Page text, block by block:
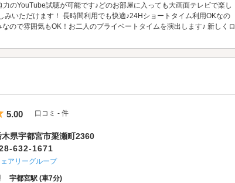
のYouTube試聴が可能です♪どのお部屋に入っても大画面テレビで楽し
いただけます！ 長時間利用でも快適♪24Hショートタイム利用OKなの
ので雰囲気もOK！お二人のプライベートタイムを演出します♪ 新しくロ
5つ星のうち5
5.00 口コミ - 件
木県宇都宮市簗瀬町2360
632-1671
アリーグループ
宇都宮駅 (車7分)